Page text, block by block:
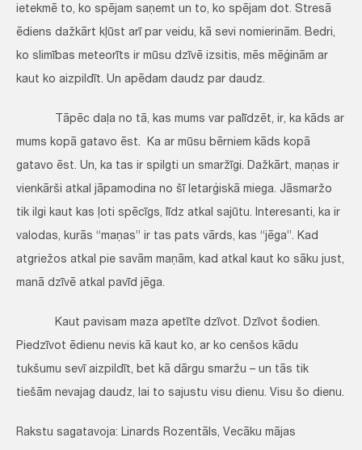
ietekmē to, ko spējam saņemt un to, ko spējam dot. Stresā
ēdiens dažkārt kļūst arī par veidu, kā sevi nomierinām. Bedri,
ko slimības meteorīts ir mūsu dzīvē izsitis, mēs mēģinām ar
kaut ko aizpildīt. Un apēdam daudz par daudz.
Tāpēc daļa no tā, kas mums var palīdzēt, ir, ka kāds ar
mums kopā gatavo ēst. Ka ar mūsu bērniem kāds kopā
gatavo ēst. Un, ka tas ir spilgti un smaržīgi. Dažkārt, maņas ir
vienkārši atkal jāpamodina no šī letarģiskā miega. Jāsmaržo
tik ilgi kaut kas ļoti spēcīgs, līdz atkal sajūtu. Interesanti, ka ir
valodas, kurās “maņas” ir tas pats vārds, kas “jēga”. Kad
atgriežos atkal pie savām maņām, kad atkal kaut ko sāku just,
manā dzīvē atkal pavīd jēga.
Kaut pavisam maza apetīte dzīvot. Dzīvot šodien.
Piedzīvot ēdienu nevis kā kaut ko, ar ko cenšos kādu
tukšumu sevī aizpildīt, bet kā dārgu smaržu – un tās tik
tiešām nevajag daudz, lai to sajustu visu dienu. Visu šo dienu.
Rakstu sagatavoja: Linards Rozentāls, Vecāku mājas